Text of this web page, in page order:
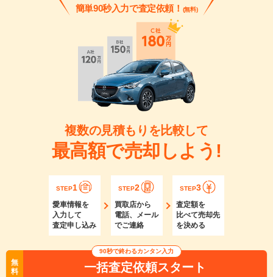
簡単90秒入力で査定依頼！ (無料)
複数の見積もりを比較して
最高額で売却しよう!
STEP1
愛車情報を
入力して
査定申し込み
STEP2
買取店から
電話、メール
でご連絡
STEP3
査定額を
比べて売却先
を決める
無
料
90秒で終わるカンタン入力
一括査定依頼スタート